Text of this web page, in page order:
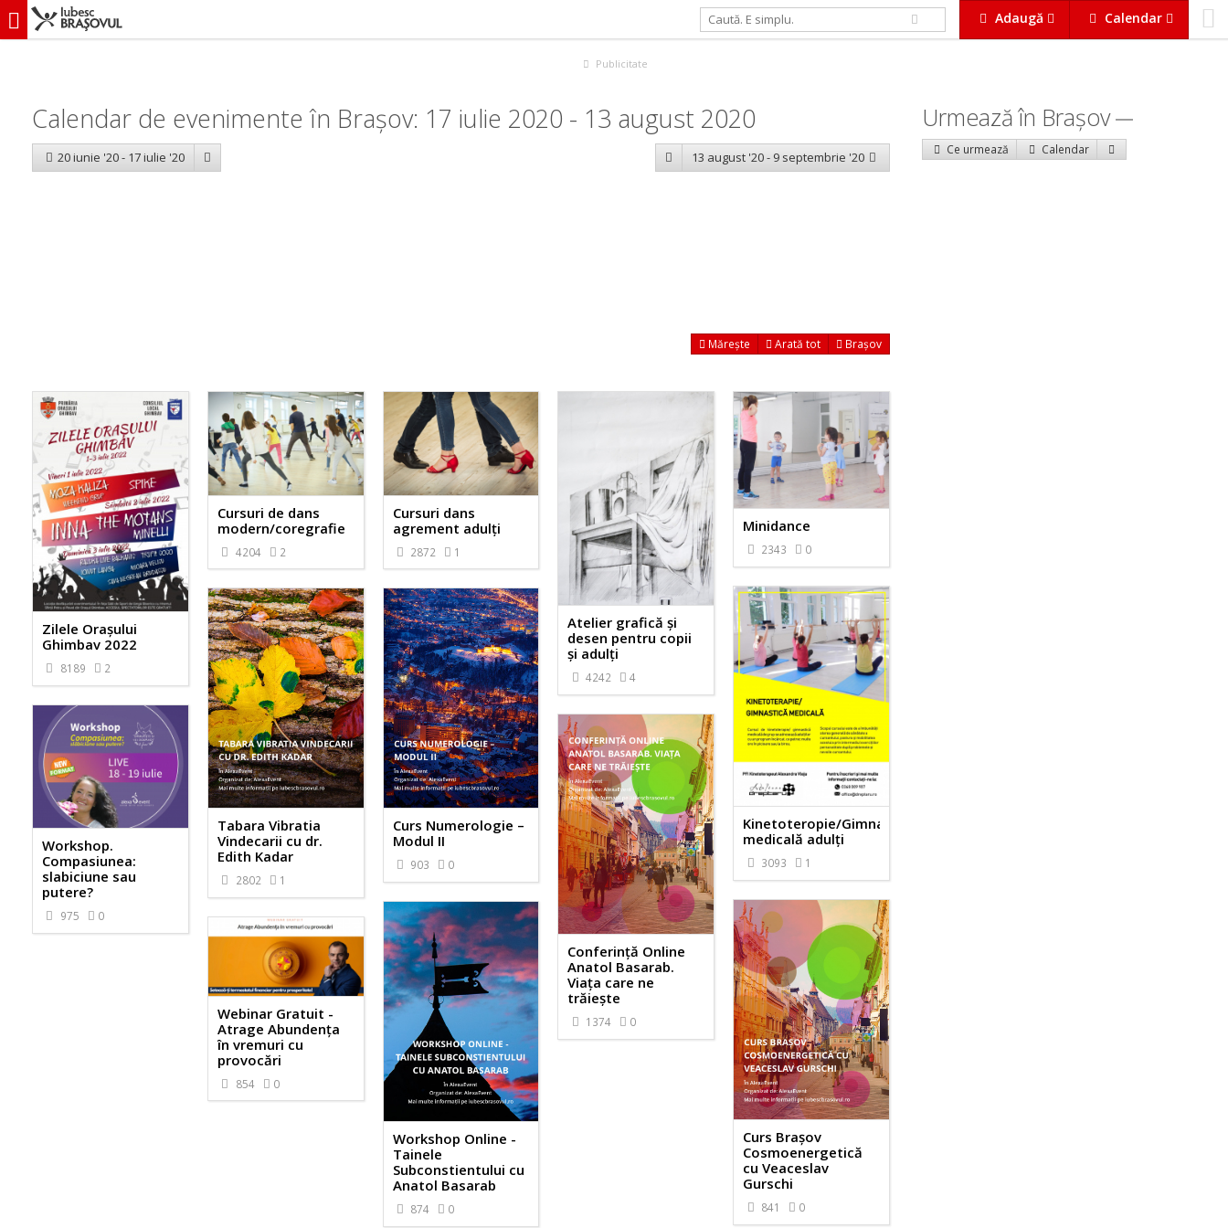
Adaugă Calendar
iubescbraşovul.ro
Publicitate
Calendar de evenimente în Brașov: 17 iulie 2020 - 13 august 2020
20 iunie '20 - 17 iulie '20 13 august '20 - 9 septembrie '20
Mărește Arată tot Brașov
Zilele Orașului
Ghimbav 2022
8189 2
Cursuri de dans
modern/coregrafie
4204 2
Cursuri dans
agrement adulți
2872 1
Atelier grafică și
desen pentru copii
și adulți
4242 4
Minidance
2343 0
Kinetoteropie/Gimnastică
medicală adulți
3093 1
Tabara Vibratia
Vindecarii cu dr.
Edith Kadar
2802 1
Curs Numerologie –
Modul II
903 0
Workshop.
Compasiunea:
slabiciune sau
putere?
975 0
Conferință Online
Anatol Basarab.
Viața care ne
trăiește
1374 0
Curs Brașov
Cosmoenergetică
cu Veaceslav
Gurschi
841 0
Workshop Online -
Tainele
Subconstientului cu
Anatol Basarab
874 0
Webinar Gratuit -
Atrage Abundența
în vremuri cu
provocări
854 0
Urmează în Braşov
Ce urmează Calendar